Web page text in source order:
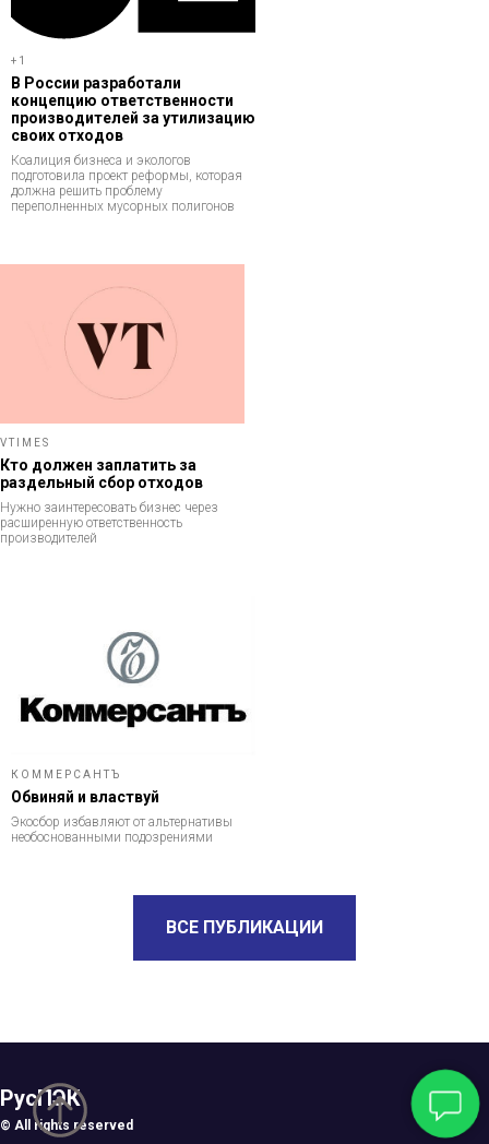
+1
В России разработали
концепцию ответственности
производителей за утилизацию
своих отходов
Коалиция бизнеса и экологов
подготовила проект реформы, которая
должна решить проблему
переполненных мусорных полигонов
VTIMES
Кто должен заплатить за
раздельный сбор отходов
Нужно заинтересовать бизнес через
расширенную ответственность
производителей
КОММЕРСАНТЪ
Обвиняй и властвуй
Экосбор избавляют от альтернативы
необоснованными подозрениями
ВСЕ ПУБЛИКАЦИИ
РусПЭК
© All rights reserved